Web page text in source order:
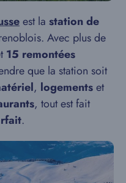
est la station de
Avec plus de
15 remontées
que la station soit
, logementset
, tout est fait
.